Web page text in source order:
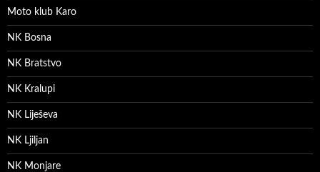
Moto klub Karo
NK Bosna
NK Bratstvo
NK Kralupi
NK Liješeva
NK Ljiljan
NK Monjare